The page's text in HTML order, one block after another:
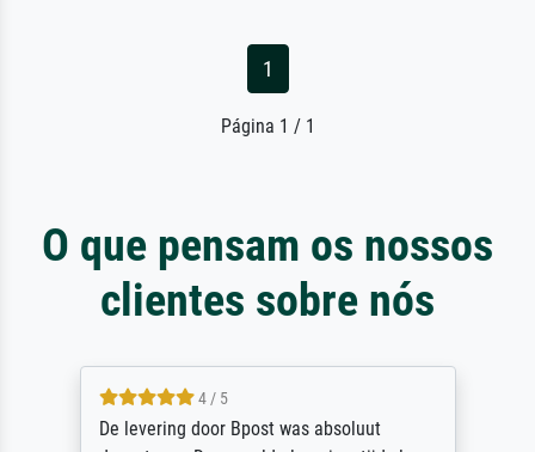
1
Página 1 / 1
O que pensam os nossos
clientes sobre nós
4 / 5
levering door Bpost was absoluut